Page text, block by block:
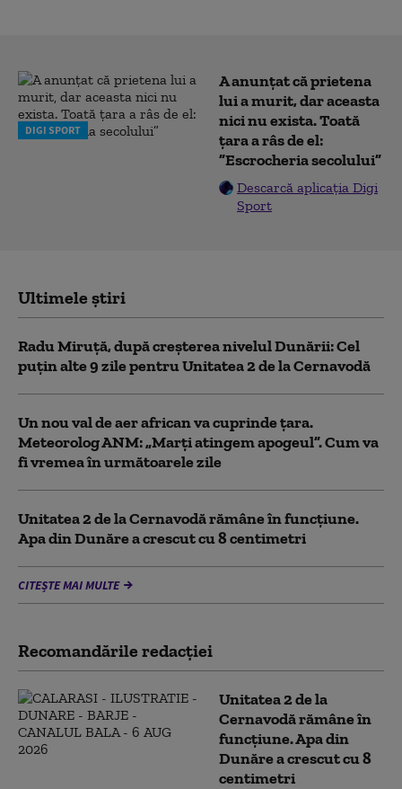
DIGI SPORT
A anunțat că prietena
lui a murit, dar aceasta
nici nu exista. Toată
țara a râs de el:
”Escrocheria secolului”
Descarcă aplicația Digi
Sport
Ultimele știri
Radu Miruță, după creșterea nivelul Dunării: Cel
puțin alte 9 zile pentru Unitatea 2 de la Cernavodă
Un nou val de aer african va cuprinde țara.
Meteorolog ANM: „Marți atingem apogeul”. Cum va
fi vremea în următoarele zile
Unitatea 2 de la Cernavodă rămâne în funcțiune.
Apa din Dunăre a crescut cu 8 centimetri
CITEȘTE MAI MULTE
Recomandările redacţiei
Unitatea 2 de la
Cernavodă rămâne în
funcțiune. Apa din
Dunăre a crescut cu 8
centimetri